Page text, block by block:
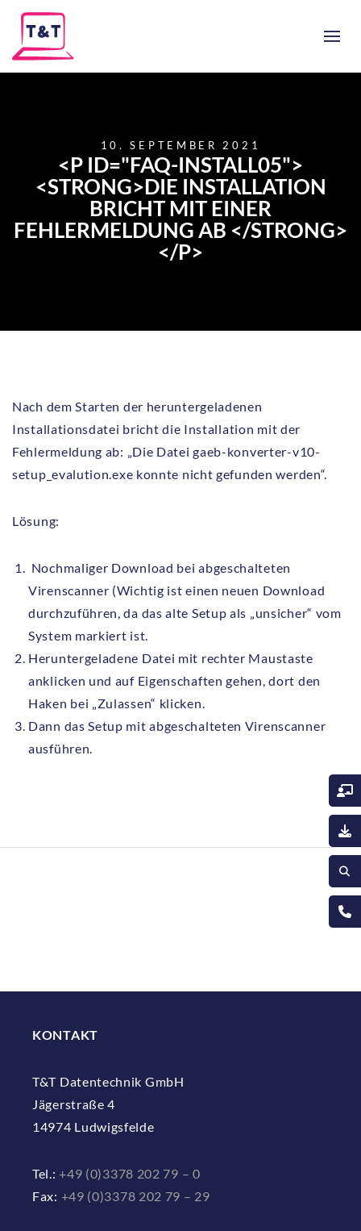
10. SEPTEMBER 2021
<P ID="FAQ-INSTALL05">
<STRONG>DIE INSTALLATION
BRICHT MIT EINER
FEHLERMELDUNG AB </STRONG>
</P>
Nach dem Starten der heruntergeladenen
Installationsdatei bricht die Installation mit der
Fehlermeldung ab: „Die Datei gaeb-konverter-v10-
setup_evalution.exe konnte nicht gefunden werden“.
Lösung:
Nochmaliger Download bei abgeschalteten
Virenscanner (Wichtig ist einen neuen Download
durchzuführen, da das alte Setup als „unsicher“ vom
System markiert ist.
Heruntergeladene Datei mit rechter Maustaste
anklicken und auf Eigenschaften gehen, dort den
Haken bei „Zulassen“ klicken.
Dann das Setup mit abgeschalteten Virenscanner
ausführen.
KONTAKT
T&T Datentechnik GmbH
Jägerstraße 4
14974 Ludwigsfelde
Tel.:+49 (0)3378 202 79 – 0
Fax: +49 (0)3378 202 79 – 29